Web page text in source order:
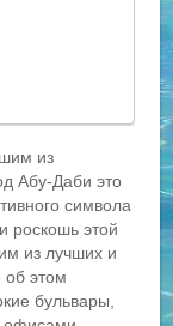
из
Абу-Даби это
символа
роскошь этой
из лучших и
этом
бульвары,